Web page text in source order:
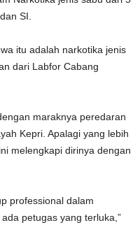
SI.
itu adalah narkotika jenis
dari Labfor Cabang
maraknya peredaran
Kepri. Apalagi yang lebih
melengkapi dirinya dengan
professional dalam
petugas yang terluka,”